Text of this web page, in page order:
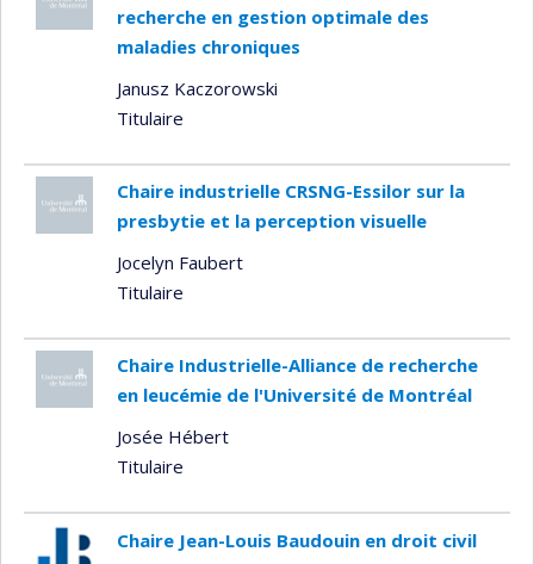
recherche en gestion optimale des
maladies chroniques
Janusz Kaczorowski
Titulaire
Chaire industrielle CRSNG-Essilor sur la
presbytie et la perception visuelle
Jocelyn Faubert
Titulaire
Chaire Industrielle-Alliance de recherche
en leucémie de l'Université de Montréal
Josée Hébert
Titulaire
Chaire Jean-Louis Baudouin en droit civil